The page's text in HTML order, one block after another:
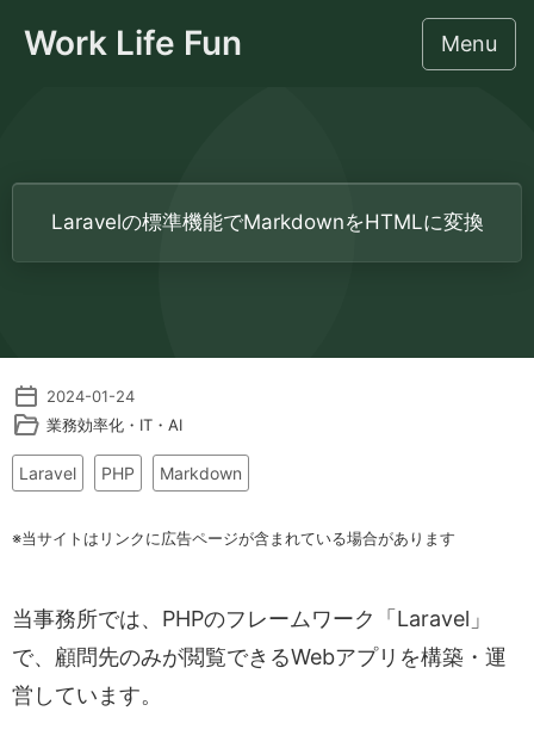
Work Life Fun Menu
社労士のための監督署対応相談
Laravelの標準機能でMarkdownをHTMLに変換
2024-01-24
業務効率化・IT・AI
Laravel PHP Markdown
※当サイトはリンクに広告ページが含まれている場合があります
当事務所では、PHPのフレームワーク「Laravel」
で、顧問先のみが閲覧できるWebアプリを構築・運
営しています。